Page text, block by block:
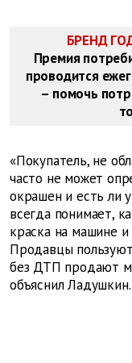
БРЕНД
Премия
проводится
– помочь
«Покупатель, не
часто не может
окрашен и есть ли
всегда понимает,
краска на машине
Продавцы
без ДТП продают
объяснил Ладушкин.